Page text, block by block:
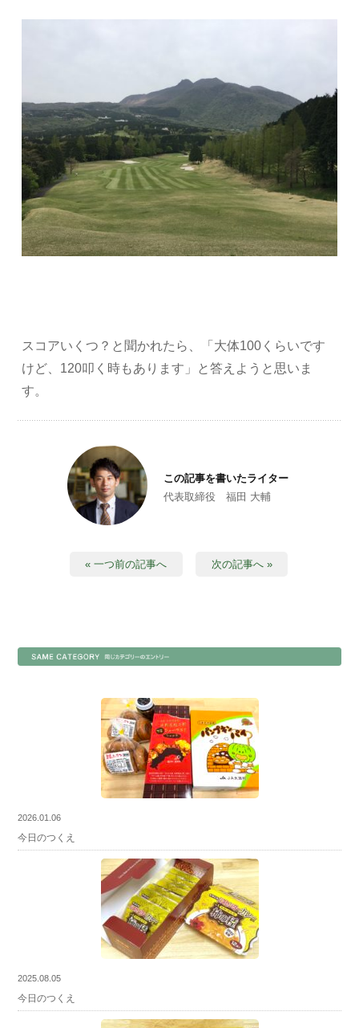
スコアいくつ？と聞かれたら、「大体100くらいです
けど、120叩く時もあります」と答えようと思いま
す。
この記事を書いたライター
代表取締役 福田 大輔
« 一つ前の記事へ 次の記事へ »
2026.01.06
今日のつくえ
2025.08.05
今日のつくえ